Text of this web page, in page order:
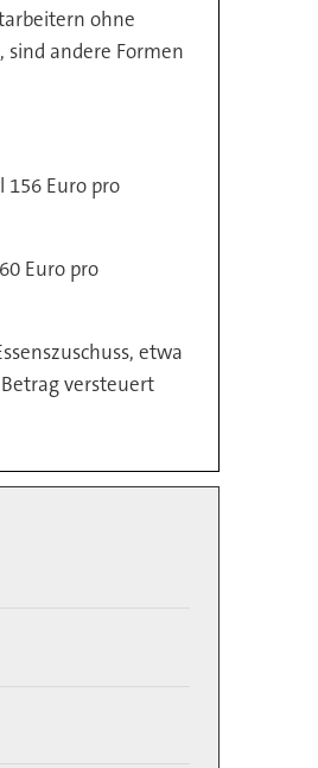
ohne
andere Formen
Euro pro
Euro pro
etwa
versteuert